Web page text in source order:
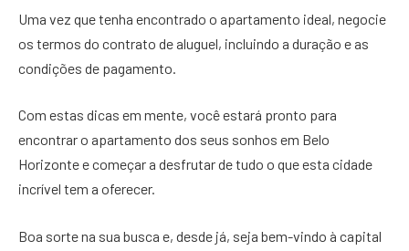
Uma vez que tenha encontrado o apartamento ideal, negocie
os termos do contrato de aluguel, incluindo a duração e as
condições de pagamento.
Com estas dicas em mente, você estará pronto para
encontrar o apartamento dos seus sonhos em Belo
Horizonte e começar a desfrutar de tudo o que esta cidade
incrível tem a oferecer.
Boa sorte na sua busca e, desde já, seja bem-vindo à capital